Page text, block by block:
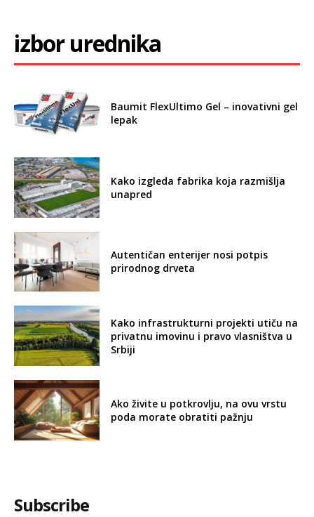
izbor urednika
Baumit FlexUltimo Gel – inovativni gel
lepak
Kako izgleda fabrika koja razmišlja
unapred
Autentičan enterijer nosi potpis
prirodnog drveta
Kako infrastrukturni projekti utiču na
privatnu imovinu i pravo vlasništva u
Srbiji
Ako živite u potkrovlju, na ovu vrstu
poda morate obratiti pažnju
Subscribe